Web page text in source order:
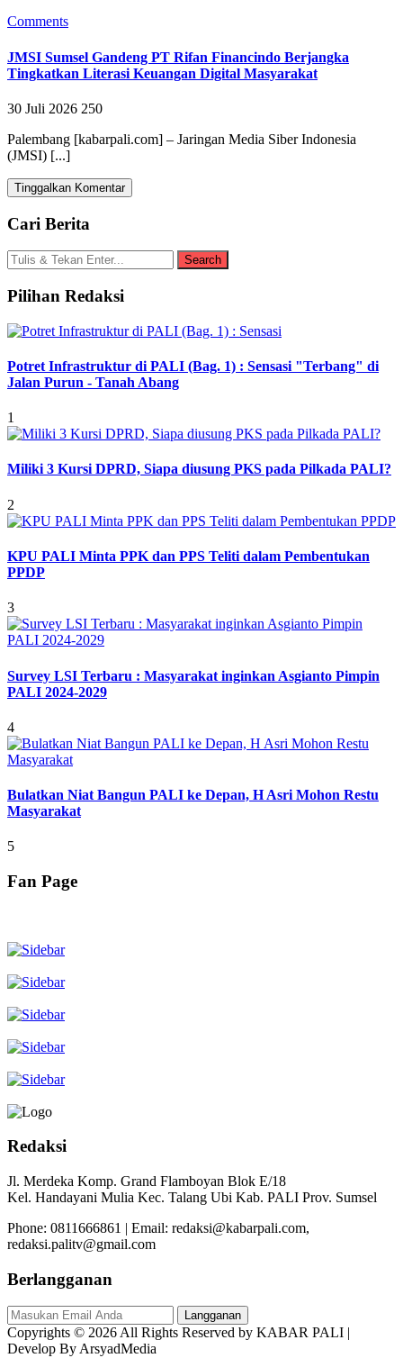
Comments
JMSI Sumsel Gandeng PT Rifan Financindo Berjangka
Tingkatkan Literasi Keuangan Digital Masyarakat
30 Juli 2026 250
Palembang [kabarpali.com] – Jaringan Media Siber Indonesia
(JMSI) [...]
Tinggalkan Komentar
Cari Berita
Pilihan Redaksi
Potret Infrastruktur di PALI (Bag. 1) : Sensasi "Terbang" di
Jalan Purun - Tanah Abang
1
Miliki 3 Kursi DPRD, Siapa diusung PKS pada Pilkada PALI?
2
KPU PALI Minta PPK dan PPS Teliti dalam Pembentukan
PPDP
3
Survey LSI Terbaru : Masyarakat inginkan Asgianto Pimpin
PALI 2024-2029
4
Bulatkan Niat Bangun PALI ke Depan, H Asri Mohon Restu
Masyarakat
5
Fan Page
Redaksi
Jl. Merdeka Komp. Grand Flamboyan Blok E/18
Kel. Handayani Mulia Kec. Talang Ubi Kab. PALI Prov. Sumsel
Phone: 0811666861 | Email: redaksi@kabarpali.com,
redaksi.palitv@gmail.com
Berlangganan
Langganan
Copyrights © 2026 All Rights Reserved by KABAR PALI |
Develop By ArsyadMedia